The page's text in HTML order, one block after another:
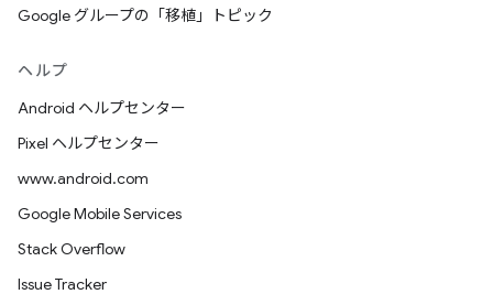
Google グループの「移植」トピック
ヘルプ
Android ヘルプセンター
Pixel ヘルプセンター
www.android.com
Google Mobile Services
Stack Overflow
Issue Tracker